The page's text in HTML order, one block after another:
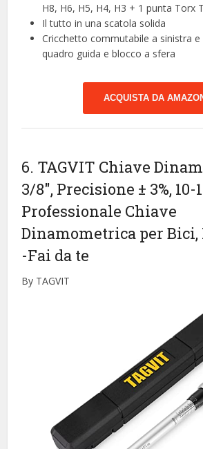
H8, H6, H5, H4, H3 + 1 punta Torx
Il tutto in una scatola solida
Cricchetto commutabile a sinistra
quadro guida e blocco a sfera
ACQUISTA DA
6. TAGVIT Chiave
3/8″, Precisione ± 3%, 10-
Professionale Chiave
Dinamometrica per Bici,
-Fai da te
By TAGVIT